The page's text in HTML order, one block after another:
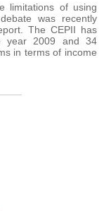
limitations of using
was recently
The CEPII has
year 2009 and 34
in terms of income